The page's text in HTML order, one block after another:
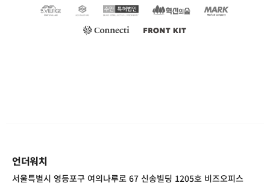
언더워치
서울특별시 영등포구 여의나루로 67 신송빌딩 1205호 비즈오피스